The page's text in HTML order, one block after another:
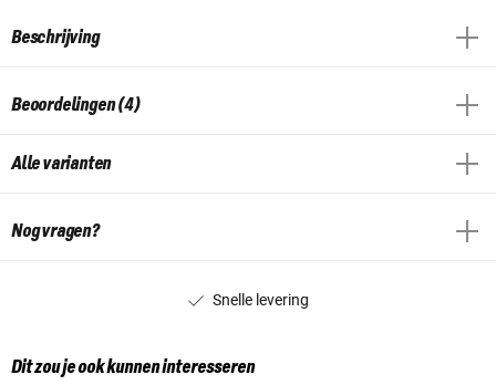
Beschrijving
Beoordelingen (4)
Alle varianten
Nog vragen?
Snelle levering
Dit zou je ook kunnen interesseren